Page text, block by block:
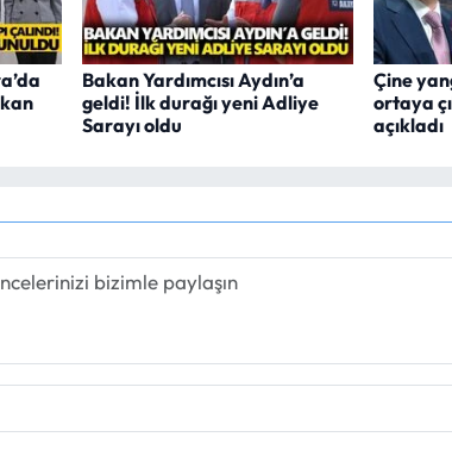
Bakan Yardımcısı Aydın’a
geldi! İlk durağı yeni Adliye
Sarayı oldu
Çine
ortaya
açıkladı